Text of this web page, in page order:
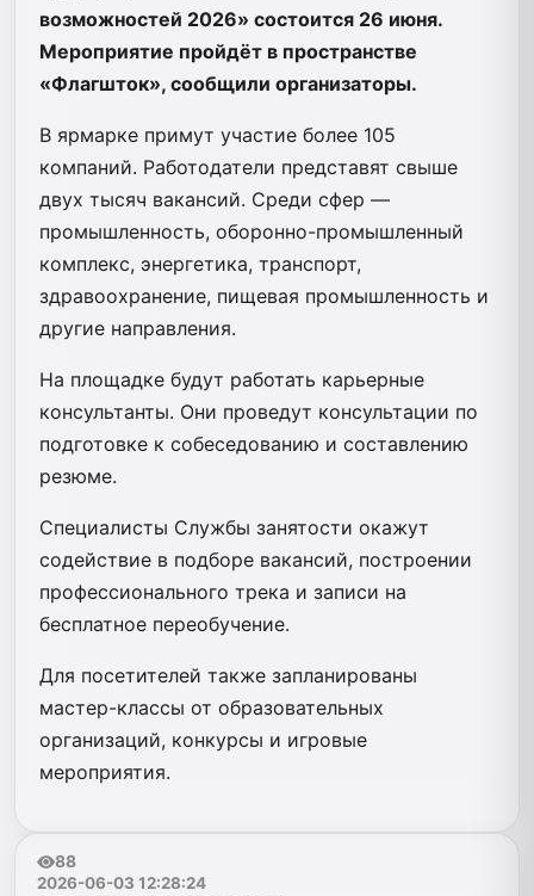
возможностей 2026» состоится 26 июня.
Мероприятие пройдёт в пространстве
«Флагшток», сообщили организаторы.
В ярмарке примут участие более 105
компаний. Работодатели представят свыше
двух тысяч вакансий. Среди сфер —
промышленность, оборонно-промышленный
комплекс, энергетика, транспорт,
здравоохранение, пищевая промышленность и
другие направления.
На площадке будут работать карьерные
консультанты. Они проведут консультации по
подготовке к собеседованию и составлению
резюме.
Специалисты Службы занятости окажут
содействие в подборе вакансий, построении
профессионального трека и записи на
бесплатное переобучение.
Для посетителей также запланированы
мастер-классы от образовательных
организаций, конкурсы и игровые
мероприятия.
88
2026-06-03 12:28:24